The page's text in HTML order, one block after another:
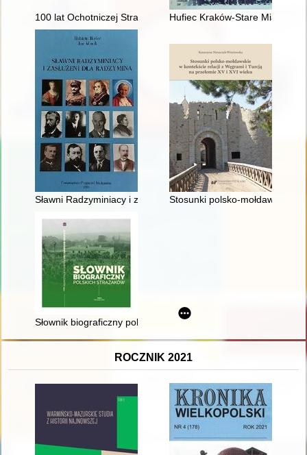
100 lat Ochotniczej Straży Pożarnej w Kożuchowie (1925-
Hufiec Kraków-Stare Miasto w
Sławni Radzyminiacy i zasłużeni dla Radzymina
Stosunki polsko-mołdawskie w
Słownik biograficzny polskich strażaków. T. 2
ROCZNIK 2021